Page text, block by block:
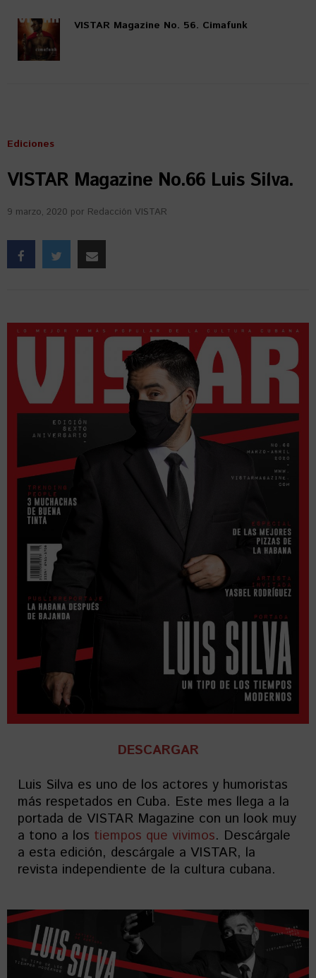
VISTAR Magazine No. 56. Cimafunk
Ediciones
VISTAR Magazine No.66 Luis Silva.
9 marzo, 2020 por Redacción VISTAR
DESCARGAR
Luis Silva es uno de los actores y humoristas
más respetados en Cuba. Este mes llega a la
portada de VISTAR Magazine con un look muy
a tono a los tiempos que vivimos. Descárgale
a esta edición, descárgale a VISTAR, la
revista independiente de la cultura cubana.